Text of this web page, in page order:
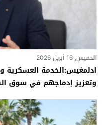
الخميس, 16 أبريل 2026
ادلمغيس:الخدمة
وتعزيز إدماجهم في سوق